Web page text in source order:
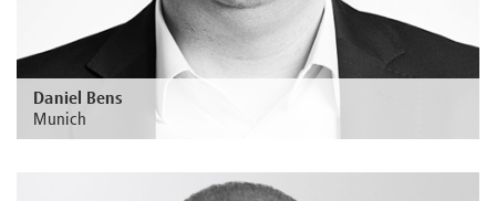
Daniel Bens
Munich